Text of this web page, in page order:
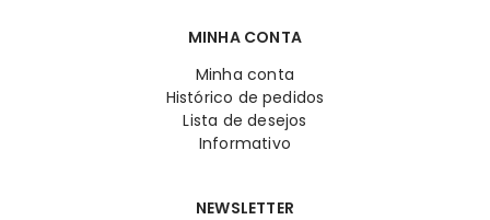
MINHA CONTA
Minha conta
Histórico de pedidos
Lista de desejos
Informativo
NEWSLETTER